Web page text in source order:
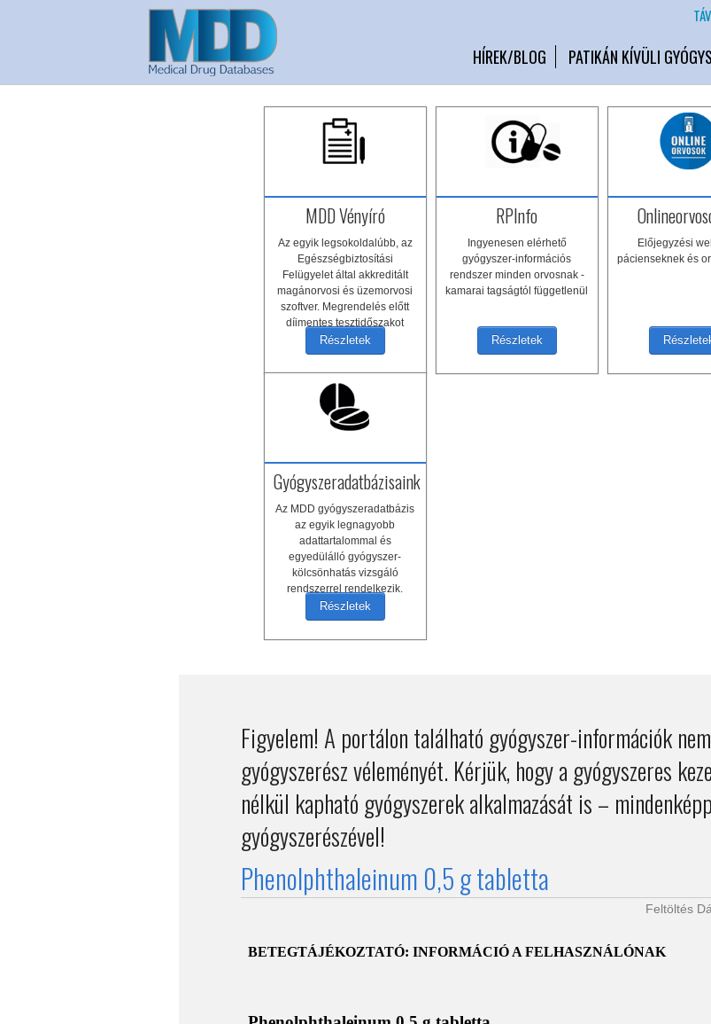
HÍREK/BLOG PATIKÁN KÍVÜLI
MDD Vényíró
Az egyik legsokoldalúbb, az
Egészségbiztosítási
Felügyelet által akkreditált
magánorvosi és üzemorvosi
szoftver. Megrendelés előtt
díjmentes tesztidőszakot
biztosítunk!
Részletek
RPInfo
Ingyenesen elérhető
gyógyszer-információs
rendszer minden orvosnak -
kamarai tagságtól függetlenül
Részletek
Előjegyzési
pácienseknek és
Gyógyszeradatbázisaink
Az MDD gyógyszeradatbázis
az egyik legnagyobb
adattartalommal és
egyedülálló gyógyszer-
kölcsönhatás vizsgáló
rendszerrel rendelkezik.
Részletek
Figyelem! A portálon található gyógyszer-információk
gyógyszerész véleményét. Kérjük, hogy a gyógyszeres
nélkül kapható gyógyszerek alkalmazását is –
gyógyszerészével!
Phenolphthaleinum 0,5 g tabletta
Feltöltés